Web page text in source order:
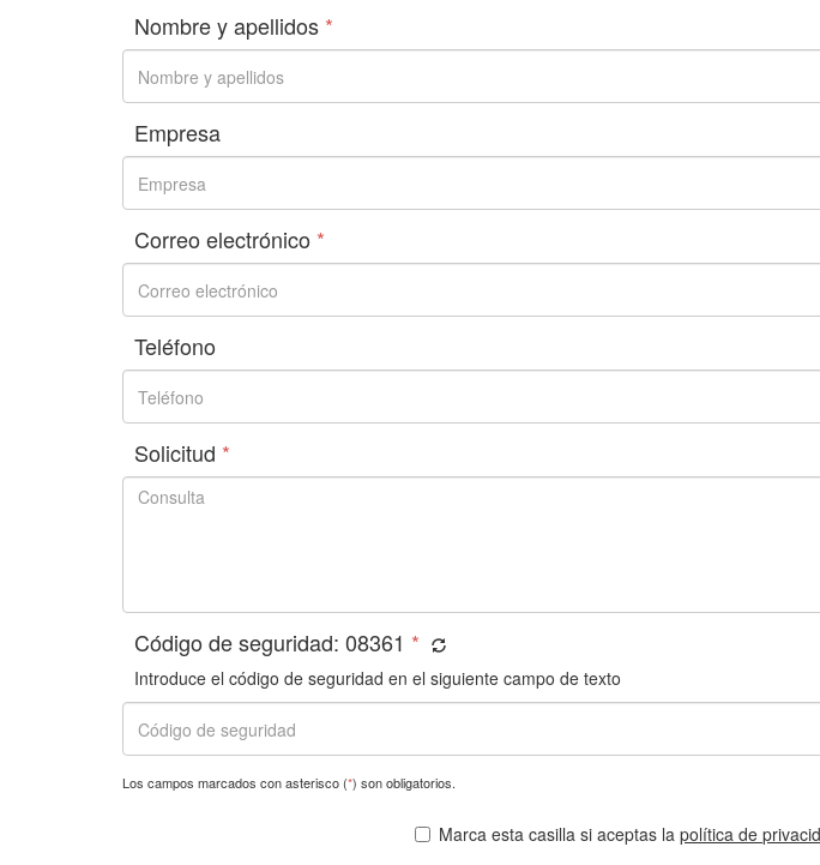
Nombre y apellidos *
Empresa
Correo electrónico *
Teléfono
Solicitud *
Código de seguridad: 08361 *
Introduce el código de seguridad en el siguiente campo de texto
Los campos marcados con asterisco (*) son obligatorios.
Marca esta casilla si aceptas lapolítica de